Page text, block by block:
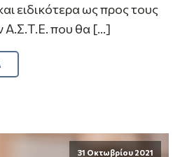
ειδικότερα ως προς τους
Α.Σ.Τ.Ε. που θα […]
31 Οκτωβρίου 2021